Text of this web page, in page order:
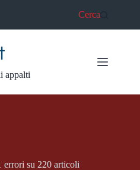
Cerca
appalti
errori su 220 articoli